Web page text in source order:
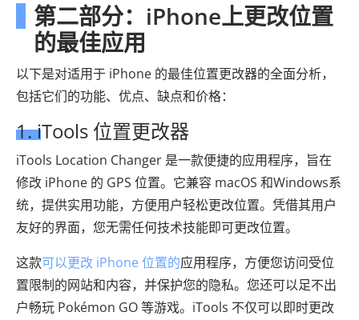
第二部分：iPhone上更改位置
的最佳应用
以下是对适用于 iPhone 的最佳位置更改器的全面分析，
包括它们的功能、优点、缺点和价格：
1. iTools 位置更改器
iTools Location Changer 是一款便捷的应用程序，旨在
修改 iPhone 的 GPS 位置。它兼容 macOS 和Windows系
统，提供实用功能，方便用户轻松更改位置。凭借其用户
友好的界面，您无需任何技术技能即可更改位置。
这款可以更改 iPhone 位置的应用程序，方便您访问受位
置限制的网站和内容，并保护您的隐私。您还可以足不出
户畅玩 Pokémon GO 等游戏。iTools 不仅可以即时更改